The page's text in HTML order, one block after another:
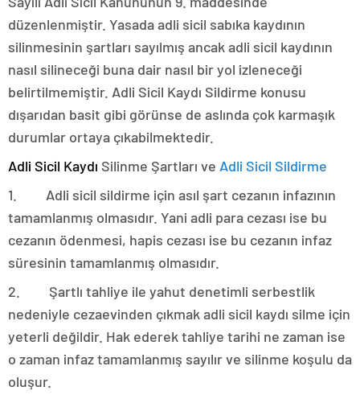
düzenlenmiştir. Yasada adli sicil sabıka kaydının
silinmesinin şartları sayılmış ancak adli sicil kaydının
nasıl silineceği buna dair nasıl bir yol izleneceği
belirtilmemiştir. Adli Sicil Kaydı Sildirme konusu
dışarıdan basit gibi görünse de aslında çok karmaşık
durumlar ortaya çıkabilmektedir.
Adli Sicil Kaydı Silinme Şartları ve Adli Sicil Sildirme
1. Adli sicil sildirme için asıl şart cezanın infazının
tamamlanmış olmasıdır. Yani adli para cezası ise bu
cezanın ödenmesi, hapis cezası ise bu cezanın infaz
süresinin tamamlanmış olmasıdır.
2. Şartlı tahliye ile yahut denetimli serbestlik
nedeniyle cezaevinden çıkmak adli sicil kaydı silme için
yeterli değildir. Hak ederek tahliye tarihi ne zaman ise
o zaman infaz tamamlanmış sayılır ve silinme koşulu da
oluşur.